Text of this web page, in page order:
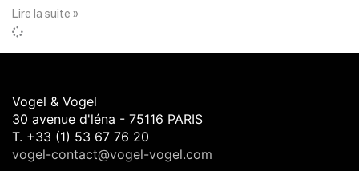
Lire la suite »
Vogel & Vogel
30 avenue d'léna - 75116 PARIS
T. +33 (1) 53 67 76 20
vogel-contact@vogel-vogel.com